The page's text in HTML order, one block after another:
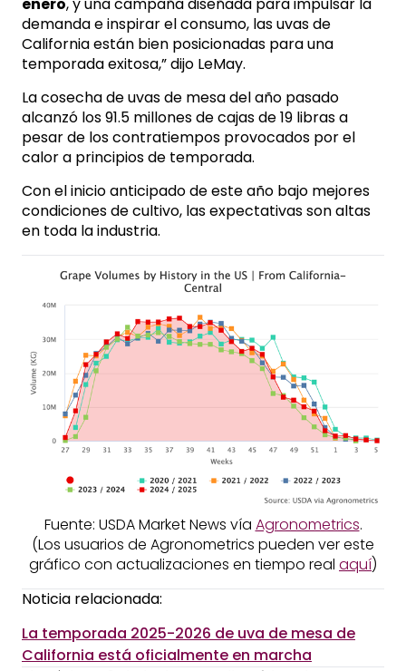
demanda e inspirar el consumo, las uvas de
California están bien posicionadas para una
temporada exitosa,” dijo LeMay.
La cosecha de uvas de mesa del año pasado
alcanzó los 91.5 millones de cajas de 19 libras a
pesar de los contratiempos provocados por el
calor a principios de temporada.
Con el inicio anticipado de este año bajo mejores
condiciones de cultivo, las expectativas son altas
en toda la industria.
Fuente: USDA Market News vía Agronometrics.
(Los usuarios de Agronometrics pueden ver este
gráfico con actualizaciones en tiempo real aquí)
Noticia relacionada:
La temporada 2025-2026 de uva de mesa de
California está oficialmente en marcha